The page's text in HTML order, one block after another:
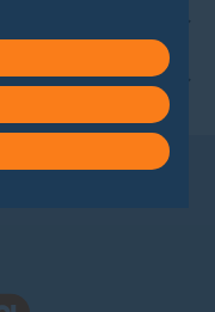
oder ändern.
in unserer